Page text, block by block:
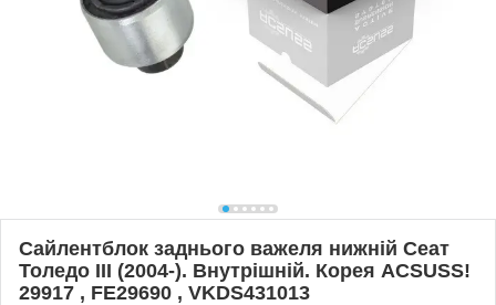
Сайлентблок заднього важеля нижній Сеат
Толедо III (2004-). Внутрішній. Корея ACSUSS!
29917 , FE29690 , VKDS431013